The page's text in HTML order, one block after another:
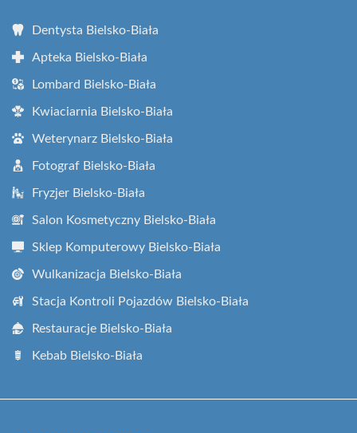
Dentysta Bielsko-Biała
Apteka Bielsko-Biała
Lombard Bielsko-Biała
Kwiaciarnia Bielsko-Biała
Weterynarz Bielsko-Biała
Fotograf Bielsko-Biała
Fryzjer Bielsko-Biała
Salon Kosmetyczny Bielsko-Biała
Sklep Komputerowy Bielsko-Biała
Wulkanizacja Bielsko-Biała
Stacja Kontroli Pojazdów Bielsko-Biała
Restauracje Bielsko-Biała
Kebab Bielsko-Biała